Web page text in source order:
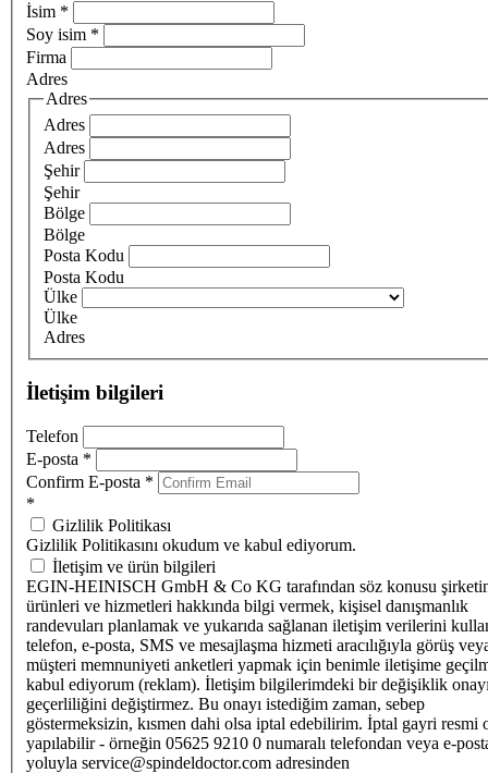
İsim *
Soy isim *
Firma
Adres
Adres
Adres
Adres
Şehir
Şehir
Bölge
Bölge
Posta Kodu
Posta Kodu
Ülke
Ülke
Adres
İletişim bilgileri
Telefon
E-posta *
Confirm E-posta *
*
Gizlilik Politikası
Gizlilik Politikasını okudum ve kabul ediyorum.
İletişim ve ürün bilgileri
EGIN-HEINISCH GmbH & Co KG tarafından söz konusu
ürünleri ve hizmetleri hakkında bilgi vermek, kişisel danışmanlık
randevuları planlamak ve yukarıda sağlanan iletişim verilerini
telefon, e-posta, SMS ve mesajlaşma hizmeti aracılığıyla görüş
müşteri memnuniyeti anketleri yapmak için benimle iletişime
kabul ediyorum (reklam). İletişim bilgilerimdeki bir değişiklik
geçerliliğini değiştirmez. Bu onayı istediğim zaman, sebep
göstermeksizin, kısmen dahi olsa iptal edebilirim. İptal gayri resmi
yapılabilir - örneğin 05625 9210 0 numaralı telefondan veya e-
yoluyla service@spindeldoctor.com adresinden